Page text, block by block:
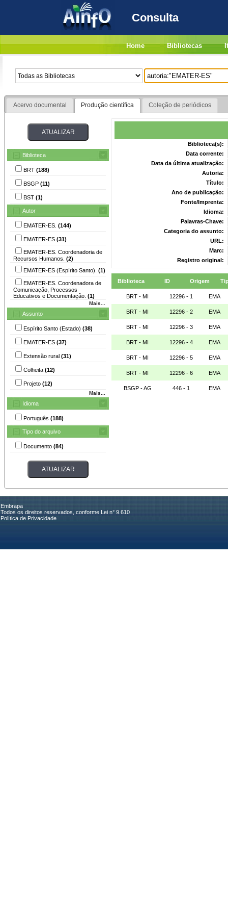
Consulta
Home Bibliotecas
Acervo documental Produção científica Coleção de periódicos
Biblioteca
BRT (188)
BSGP (11)
BST (1)
Autor
EMATER-ES. (144)
EMATER-ES (31)
EMATER-ES. Coordenadoria de
Recursos Humanos. (2)
EMATER-ES (Espírito Santo). (1)
EMATER-ES. Coordenadora de
Comunicação, Processos
Educativos e Documentação. (1)
Mais...
Assunto
Espírito Santo (Estado) (38)
EMATER-ES (37)
Extensão rural (31)
Colheita (12)
Projeto (12)
Mais...
Idioma
Português (188)
Tipo do arquivo
Documento (84)
Biblioteca(s):
Data corrente:
Data da última atualização:
Autoria:
Título:
Ano de publicação:
Fonte/Imprenta:
Idioma:
Palavras-Chave:
Categoria do assunto:
URL:
Marc:
Registro original:
Biblioteca ID Origem
BRT - MI 12296 - 1 EMA
BRT - MI 12296 - 2 EMA
BRT - MI 12296 - 3 EMA
BRT - MI 12296 - 4 EMA
BRT - MI 12296 - 5 EMA
BRT - MI 12296 - 6 EMA
BSGP - AG 446 - 1 EMA
Embrapa
Todos os direitos reservados, conforme Lei n° 9.610
Política de Privacidade